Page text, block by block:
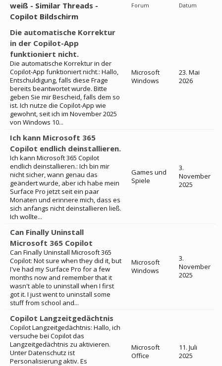
weiß - Similar Threads -
Copilot Bildschirm
Forum Datum
Die automatische Korrektur
in der Copilot-App
funktioniert nicht.
Die automatische Korrektur in der
Copilot-App funktioniert nicht.: Hallo,
Entschuldigung, falls diese Frage
bereits beantwortet wurde. Bitte
geben Sie mir Bescheid, falls dem so
ist. Ich nutze die Copilot-App wie
gewohnt, seit ich im November 2025
von Windows 10...
Microsoft
Windows
23. Mai
2026
Ich kann Microsoft 365
Copilot endlich deinstallieren.
Ich kann Microsoft 365 Copilot
endlich deinstallieren.: Ich bin mir
nicht sicher, wann genau das
geändert wurde, aber ich habe mein
Surface Pro jetzt seit ein paar
Monaten und erinnere mich, dass es
sich anfangs nicht deinstallieren ließ.
Ich wollte...
Games und
Spiele
3.
November
2025
Can Finally Uninstall
Microsoft 365 Copilot
Can Finally Uninstall Microsoft 365
Copilot: Not sure when they did it, but
I've had my Surface Pro for a few
months now and remember that it
wasn't able to uninstall when I first
got it. I just went to uninstall some
stuff from school and...
Microsoft
Windows
3.
November
2025
Copilot Langzeitgedächtnis
Copilot Langzeitgedächtnis: Hallo, ich
versuche bei Copilot das
Langzeitgedächtnis zu aktivieren.
Unter Datenschutz ist
Personalisierung aktiv. Es
Microsoft
Office
11. Juli
2025